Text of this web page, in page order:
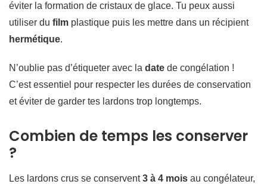
éviter la formation de cristaux de glace. Tu peux aussi
utiliser du film plastique puis les mettre dans un récipient
hermétique.
N’oublie pas d’étiqueter avec la date de congélation !
C’est essentiel pour respecter les durées de conservation
et éviter de garder tes lardons trop longtemps.
Combien de temps les conserver
?
Les lardons crus se conservent3 à 4 mois au congélateur,